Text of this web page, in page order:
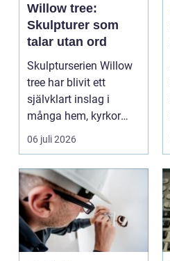
Willow tree:
Skulpturer som
talar utan ord
Skulpturserien Willow
tree har blivit ett
självklart inslag i
många hem, kyrkor
och kapel...
06 juli 2026